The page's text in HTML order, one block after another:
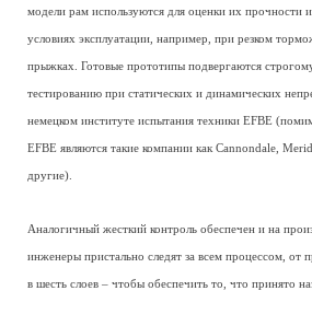
модели рам используются для оценки их прочности
условиях эксплуатации, например, при резком
прыжках. Готовые прототипы подвергаются
тестированию при статических и динамических
немецком институте испытания техники EFBE
EFBE являются такие компании как Cannondale,
другие).
Аналогичный жесткий контроль обеспечен и на
инженеры пристально следят за всем процессом, от
в шесть слоев – чтобы обеспечить то, что принято